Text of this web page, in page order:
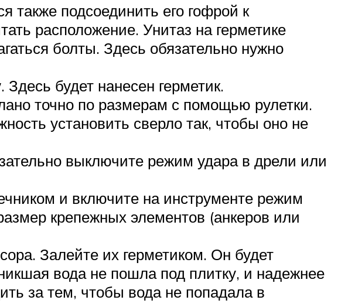
также подсоединить его гофрой к
расположение. Унитаз на герметике
болты. Здесь обязательно нужно
будет нанесен герметик.
точно по размерам с помощью рулетки.
установить сверло так, чтобы оно не
выключите режим удара в дрели или
и включите на инструменте режим
крепежных элементов (анкеров или
Залейте их герметиком. Он будет
вода не пошла под плитку, и надежнее
за тем, чтобы вода не попадала в